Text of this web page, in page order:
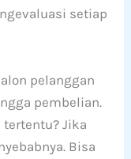
setiap
pelanggan
pembelian.
Jika
Bisa